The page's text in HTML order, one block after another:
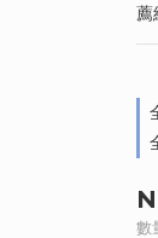
薦
數